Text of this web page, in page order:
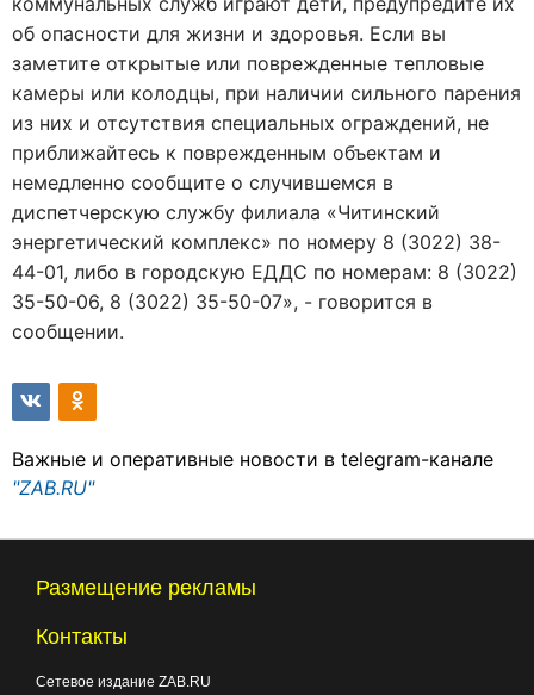
об опасности для жизни и здоровья. Если вы
заметите открытые или поврежденные тепловые
камеры или колодцы, при наличии сильного парения
из них и отсутствия специальных ограждений, не
приближайтесь к поврежденным объектам и
немедленно сообщите о случившемся в
диспетчерскую службу филиала «Читинский
энергетический комплекс» по номеру 8 (3022) 38-
44-01, либо в городскую ЕДДС по номерам: 8 (3022)
35-50-06, 8 (3022) 35-50-07», - говорится в
сообщении.
Важные и оперативные новости в telegram-канале
"ZAB.RU"
Размещение рекламы
Контакты
Сетевое издание ZAB.RU